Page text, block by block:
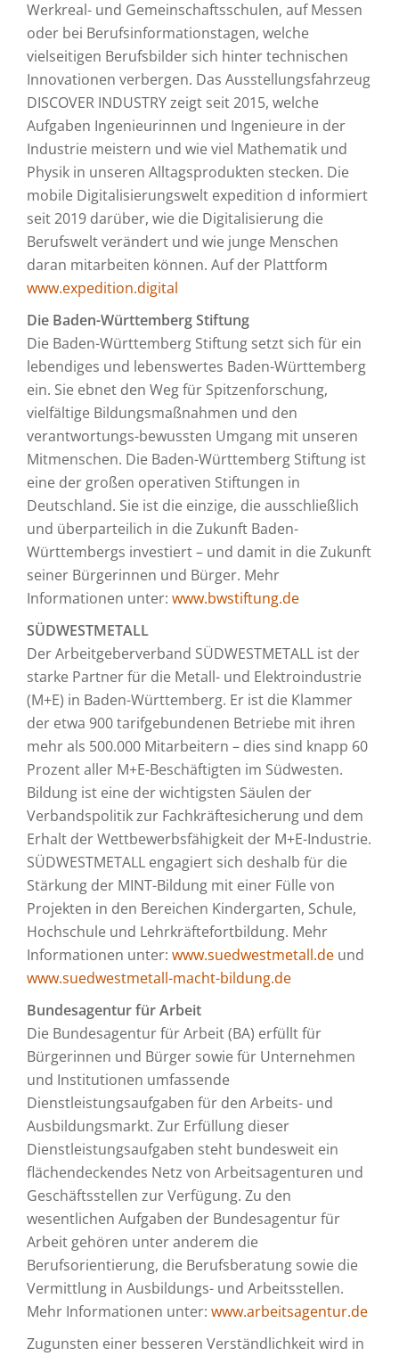
Werkreal- und Gemeinschaftsschulen, auf Messen
oder bei Berufsinformationstagen, welche
vielseitigen Berufsbilder sich hinter technischen
Innovationen verbergen. Das Ausstellungsfahrzeug
DISCOVER INDUSTRY zeigt seit 2015, welche
Aufgaben Ingenieurinnen und Ingenieure in der
Industrie meistern und wie viel Mathematik und
Physik in unseren Alltagsprodukten stecken. Die
mobile Digitalisierungswelt expedition d informiert
seit 2019 darüber, wie die Digitalisierung die
Berufswelt verändert und wie junge Menschen
daran mitarbeiten können. Auf der Plattform
www.expedition.digital
Die Baden-Württemberg Stiftung
Die Baden-Württemberg Stiftung setzt sich für ein
lebendiges und lebenswertes Baden-Württemberg
ein. Sie ebnet den Weg für Spitzenforschung,
vielfältige Bildungsmaßnahmen und den
verantwortungs-bewussten Umgang mit unseren
Mitmenschen. Die Baden-Württemberg Stiftung ist
eine der großen operativen Stiftungen in
Deutschland. Sie ist die einzige, die ausschließlich
und überparteilich in die Zukunft Baden-
Württembergs investiert – und damit in die Zukunft
seiner Bürgerinnen und Bürger. Mehr
Informationen unter: www.bwstiftung.de
SÜDWESTMETALL
Der Arbeitgeberverband SÜDWESTMETALL ist der
starke Partner für die Metall- und Elektroindustrie
(M+E) in Baden-Württemberg. Er ist die Klammer
der etwa 900 tarifgebundenen Betriebe mit ihren
mehr als 500.000 Mitarbeitern – dies sind knapp 60
Prozent aller M+E-Beschäftigten im Südwesten.
Bildung ist eine der wichtigsten Säulen der
Verbandspolitik zur Fachkräftesicherung und dem
Erhalt der Wettbewerbsfähigkeit der M+E-Industrie.
SÜDWESTMETALL engagiert sich deshalb für die
Stärkung der MINT-Bildung mit einer Fülle von
Projekten in den Bereichen Kindergarten, Schule,
Hochschule und Lehrkräftefortbildung. Mehr
Informationen unter: www.suedwestmetall.de und
www.suedwestmetall-macht-bildung.de
Bundesagentur für Arbeit
Die Bundesagentur für Arbeit (BA) erfüllt für
Bürgerinnen und Bürger sowie für Unternehmen
und Institutionen umfassende
Dienstleistungsaufgaben für den Arbeits- und
Ausbildungsmarkt. Zur Erfüllung dieser
Dienstleistungsaufgaben steht bundesweit ein
flächendeckendes Netz von Arbeitsagenturen und
Geschäftsstellen zur Verfügung. Zu den
wesentlichen Aufgaben der Bundesagentur für
Arbeit gehören unter anderem die
Berufsorientierung, die Berufsberatung sowie die
Vermittlung in Ausbildungs- und Arbeitsstellen.
Mehr Informationen unter: www.arbeitsagentur.de
Zugunsten einer besseren Verständlichkeit wird in